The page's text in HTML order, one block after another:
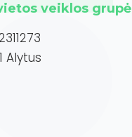
veiklos grupė
Alytus